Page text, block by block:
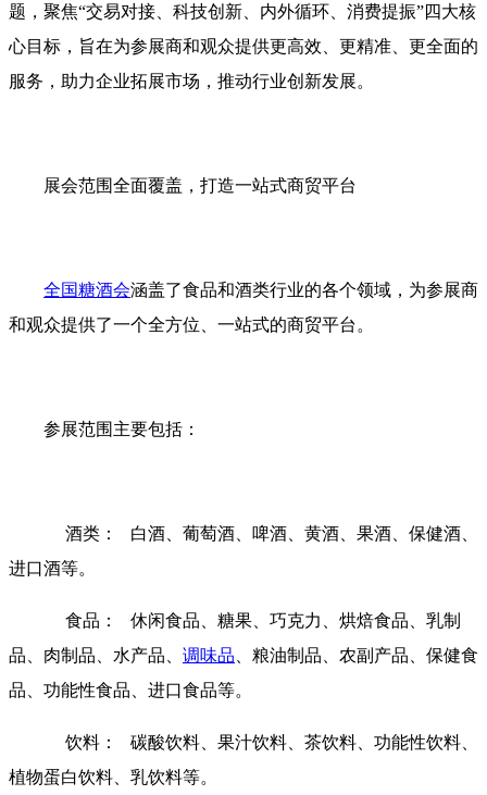
题，聚焦“交易对接、科技创新、内外循环、消费提振”四大核
心目标，旨在为参展商和观众提供更高效、更精准、更全面的
服务，助力企业拓展市场，推动行业创新发展。
展会范围全面覆盖，打造一站式商贸平台
全国糖酒会涵盖了食品和酒类行业的各个领域，为参展商
和观众提供了一个全方位、一站式的商贸平台。
参展范围主要包括：
酒类： 白酒、葡萄酒、啤酒、黄酒、果酒、保健酒、
进口酒等。
食品： 休闲食品、糖果、巧克力、烘焙食品、乳制
品、肉制品、水产品、 调味品 、粮油制品、农副产品、保健食
品、功能性食品、进口食品等。
饮料： 碳酸饮料、果汁饮料、茶饮料、功能性饮料、
植物蛋白饮料、乳饮料等。